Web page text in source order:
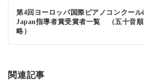
第4回ヨーロッパ国際ピアノコンクール
Japan指導者賞受賞者一覧 （五十音
略）
関連記事